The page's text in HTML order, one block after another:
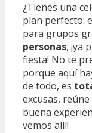
¿Tienes una
plan perfecto:
para grupos
personas, ¡ya
fiesta! No te
porque aquí
de todo, es
excusas,
buena
vemos allí!